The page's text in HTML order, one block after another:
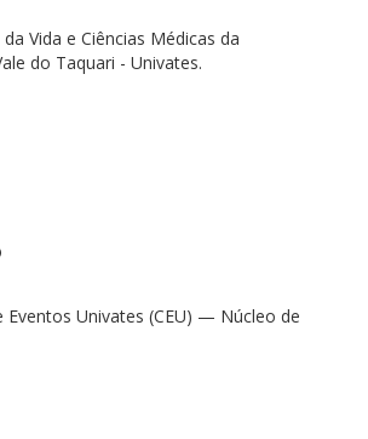
Vida e Ciências Médicas da
do Taquari - Univates.
Eventos Univates (CEU) — Núcleo de